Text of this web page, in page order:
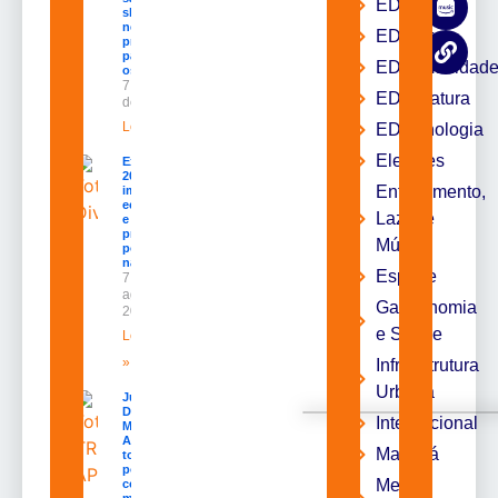
shows,
negócios e
programação
para todos
os públicos
7 de agosto
de 2026
Leia mais »
Expofeira
2026
impulsiona
economia
e aumenta
procura
por hotéis
na capital
7 de
agosto de
2026
Leia mais
»
Juiz
Diego
Moura de
Araújo
toma
posse
como
EDbrasília
EDcast
EDliteratura
EDtecnologia
Eleições
Entrenimento,
Lazer e
Música
Esporte
Gastronomia
e Saúde
Infraestrutura
Urbana
Internacional
Macapá
Meio